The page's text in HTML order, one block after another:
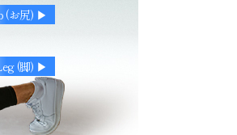
(お尻) ▶︎
(脚) ▶︎